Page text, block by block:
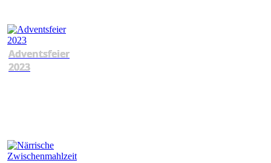
Adventsfeier
2023